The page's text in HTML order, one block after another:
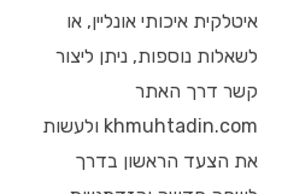
איטלקית איכותי אונליין, או
לשאלות נוספות, ניתן ליצור
קשר דרך האתר
khmuhtadin.com ולעשות
את הצעד הראשון בדרך